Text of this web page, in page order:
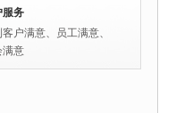
服务
户满意、员工满意、
满意